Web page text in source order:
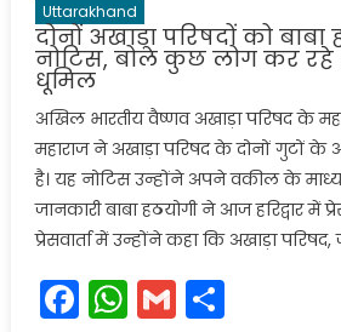
Uttarakhand
दोनों अखाड़ा परिषदों को
नोटिस, बोले कुछ लोग कर रहे
धूमिल
अखिल भारतीय वैष्णव अखाड़ा परिषद के
महाराज ने अखाड़ा परिषद के दोनों गुटों के
है। यह नोटिस उन्होंने अपने वकील के
जानकारी बाबा हठयोगी ने आज हरिद्वार में
प्रेसवार्ता में उन्होंने कहा कि अखाड़ा
Facebook
WhatsApp
GmailShare